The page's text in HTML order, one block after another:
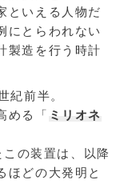
といえる人物だ
にとらわれない
製造を行う時計
紀前半。
める「 ミリオネ
の装置は、以降
ほどの大発明と